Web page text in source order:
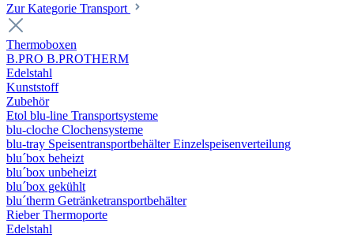
Zur Kategorie Transport
Thermoboxen
B.PRO B.PROTHERM
Edelstahl
Kunststoff
Zubehör
Etol blu-line Transportsysteme
blu-cloche Clochensysteme
blu-tray Speisentransportbehälter Einzelspeisenverteilung
blu´box beheizt
blu´box unbeheizt
blu´box gekühlt
blu´therm Getränketransportbehälter
Rieber Thermoporte
Edelstahl